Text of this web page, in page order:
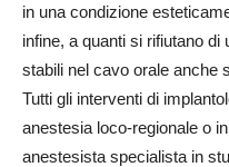
in una condizione
infine, a quanti si rifiutano
stabili nel cavo orale anche
Tutti gli interventi di
anestesia loco-regionale o
anestesista specialista in